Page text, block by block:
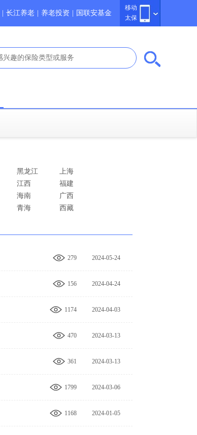
移动
太保
长江养老 养老投资 国联安基金
黑龙江
上海
江西
福建
海南
广西
青海 西藏
2024-05-24
279
2024-04-24
156
2024-04-03
1174
2024-03-13
470
2024-03-13
361
2024-03-06
1799
2024-01-05
1168